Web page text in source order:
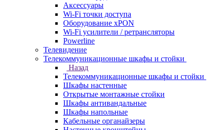
Аксессуары
Wi-Fi точки доступа
Оборудование хPON
Wi-Fi усилители / ретрансляторы
Powerline
Телевидение
Телекоммуникационные шкафы и стойки
Назад
Телекоммуникационные шкафы и стойки
Шкафы настенные
Открытые монтажные стойки
Шкафы антивандальные
Шкафы напольные
Кабельные органайзеры